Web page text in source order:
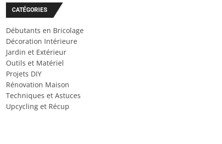
CATÉGORIES
Débutants en Bricolage
Décoration Intérieure
Jardin et Extérieur
Outils et Matériel
Projets DIY
Rénovation Maison
Techniques et Astuces
Upcycling et Récup